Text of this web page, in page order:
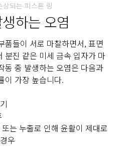
되는 피스톤 링
하는 오염
품들이 서로 마찰하면서, 표면
진 같은 미세 금속 입자가 마
동 중 발생하는 오염은 다음과
이 가장 높습니다.
는 누출로 인해 윤활이 제대로
우